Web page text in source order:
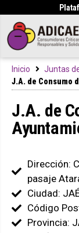
Inicio Juntas
J.A. de Consumo
J.A. de
Dirección:
pasaje
Ciudad:
Código
Provincia: